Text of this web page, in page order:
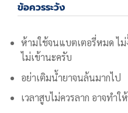
ข้อควรระวัง
ห้ามใช้จนแบตเตอรี่หมด ไม่
ไม่เข้านะครับ
อย่าเติมน้ำยาจนล้นมากไป
เวลาสูบไม่ควรลาก อาจทำใ